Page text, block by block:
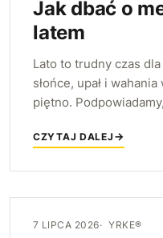
Jak dbać o
latem
Lato to trudny czas
słońce, upał i
piętno.
gładkość i stabilność.
CZYTAJ DALEJ
7 LIPCA 2026 YRKE®